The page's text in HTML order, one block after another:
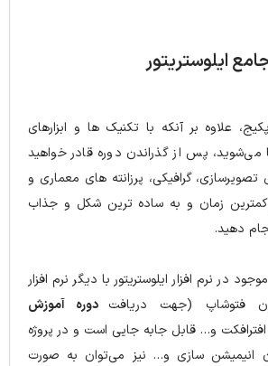
ایلوستریتور
علاوه بر آنکه با تکنیک ها و ابزارهای
می‌شوید، پس از گذراندن دوره قادر خواهید
گرافیکی، پرزانته های معماری و
زمان و به ساده ترین شکل و جذاب
دهید.
در نرم افزار ایلوستریتور با دیگر نرم افزار
فتوشاپ (جهت دريافت دوره آموزش
و… قابل جابه جایی است و در پروژه
سازی و… نیز می‌توان به صورت